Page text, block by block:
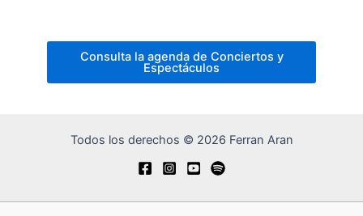
Consulta la agenda de Conciertos y
Espectáculos
Todos los derechos © 2026 Ferran Aran